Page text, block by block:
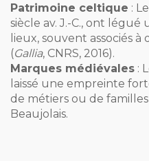
Patrimoine celtique :
siècle av. J.-C., ont
lieux, souvent associés
(Gallia, CNRS, 2016).
Marques médiévales :
laissé une empreinte
de métiers ou de
Beaujolais.